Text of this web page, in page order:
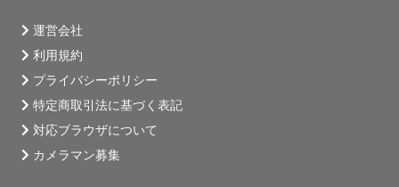
運営会社
利用規約
プライバシーポリシー
特定商取引法に基づく表記
対応ブラウザについて
カメラマン募集